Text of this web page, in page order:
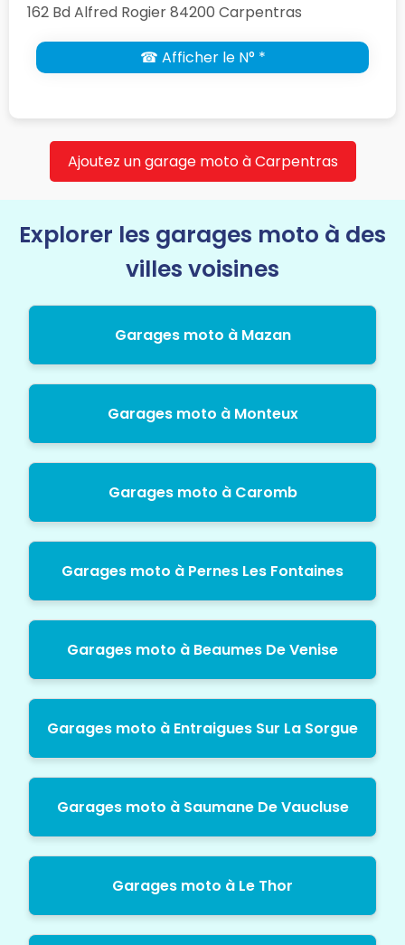
162 Bd Alfred Rogier 84200 Carpentras
☎ Afficher le N° *
Ajoutez un garage moto à Carpentras
Explorer les garages moto à des
villes voisines
Garages moto à Mazan
Garages moto à Monteux
Garages moto à Caromb
Garages moto à Pernes Les Fontaines
Garages moto à Beaumes De Venise
Garages moto à Entraigues Sur La Sorgue
Garages moto à Saumane De Vaucluse
Garages moto à Le Thor